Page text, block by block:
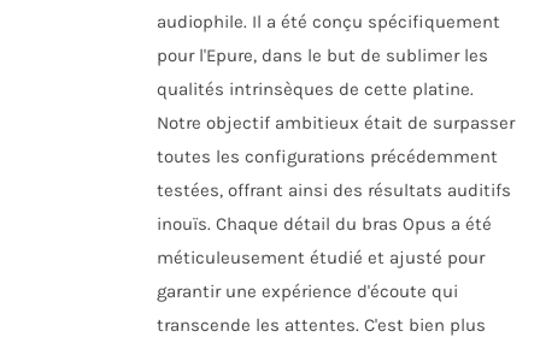
audiophile. Il a été conçu spécifiquement
pour l'Epure, dans le but de sublimer les
qualités intrinsèques de cette platine.
Notre objectif ambitieux était de surpasser
toutes les configurations précédemment
testées, offrant ainsi des résultats auditifs
inouïs. Chaque détail du bras Opus a été
méticuleusement étudié et ajusté pour
garantir une expérience d'écoute qui
transcende les attentes. C'est bien plus